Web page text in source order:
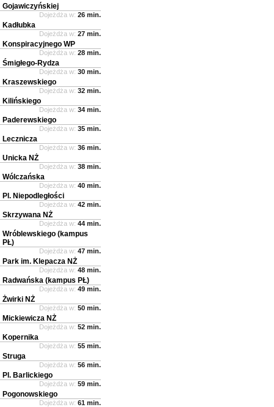
Gojawiczyńskiej
Dojeżdża w: 26 min.
Kadłubka
Dojeżdża w: 27 min.
Konspiracyjnego WP
Dojeżdża w: 28 min.
Śmigłego-Rydza
Dojeżdża w: 30 min.
Kraszewskiego
Dojeżdża w: 32 min.
Kilińskiego
Dojeżdża w: 34 min.
Paderewskiego
Dojeżdża w: 35 min.
Lecznicza
Dojeżdża w: 36 min.
Unicka NŻ
Dojeżdża w: 38 min.
Wólczańska
Dojeżdża w: 40 min.
Pl. Niepodległości
Dojeżdża w: 42 min.
Skrzywana NŻ
Dojeżdża w: 44 min.
Wróblewskiego (kampus
PŁ)
Dojeżdża w: 47 min.
Park im. Klepacza NŻ
Dojeżdża w: 48 min.
Radwańska (kampus PŁ)
Dojeżdża w: 49 min.
Żwirki NŻ
Dojeżdża w: 50 min.
Mickiewicza NŻ
Dojeżdża w: 52 min.
Kopernika
Dojeżdża w: 55 min.
Struga
Dojeżdża w: 56 min.
Pl. Barlickiego
Dojeżdża w: 59 min.
Pogonowskiego
Dojeżdża w: 61 min.